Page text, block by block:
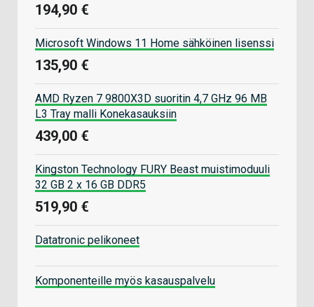
194,90 €
Microsoft Windows 11 Home sähköinen lisenssi
135,90 €
AMD Ryzen 7 9800X3D suoritin 4,7 GHz 96 MB
L3 Tray malli Konekasauksiin
439,00 €
Kingston Technology FURY Beast muistimoduuli
32 GB 2 x 16 GB DDR5
519,90 €
Datatronic pelikoneet
Komponenteille myös kasauspalvelu